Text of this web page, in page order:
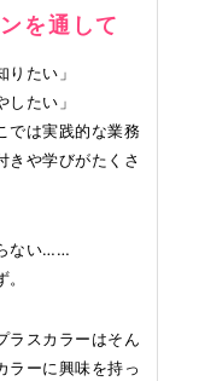
を通して
りたい」
したい」
では実践的な業務
きや学びがたくさ
ない……
ラスカラーはそん
ラーに興味を持っ